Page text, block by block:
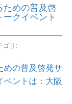
めの普及啓
クイベント
ゴリ:
めの普及啓発サ
ベントは：大阪